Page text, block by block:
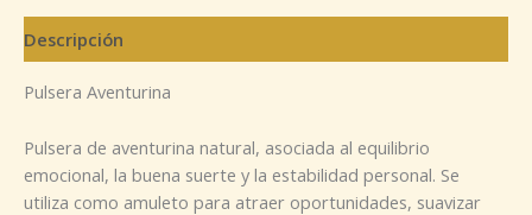
Descripción
Pulsera Aventurina
Pulsera de aventurina natural, asociada al equilibrio
emocional, la buena suerte y la estabilidad personal. Se
utiliza como amuleto para atraer oportunidades, suavizar